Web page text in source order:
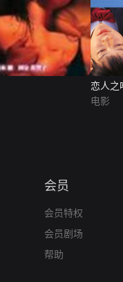
恋人之
电影
会员
会员特权
会员剧场
帮助